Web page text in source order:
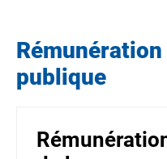
publique